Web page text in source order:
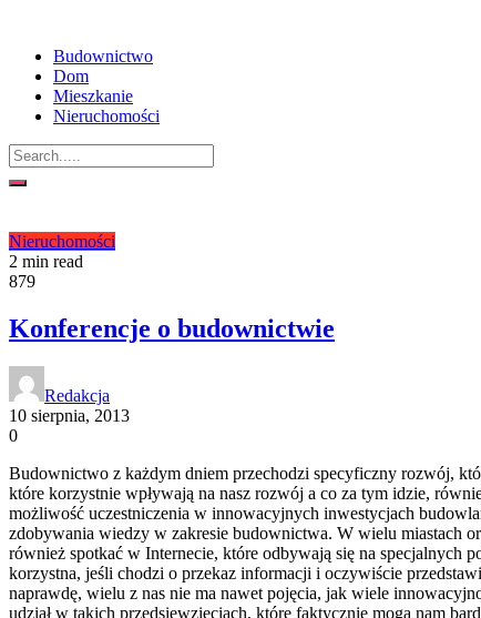
Budownictwo
Dom
Mieszkanie
Nieruchomości
Nieruchomości
2 min read
879
Konferencje o budownictwie
Redakcja
10 sierpnia, 2013
0
Budownictwo z każdym dniem przechodzi specyficzny rozwój,
które korzystnie wpływają na nasz rozwój a co za tym idzie,
możliwość uczestniczenia w innowacyjnych inwestycjach
zdobywania wiedzy w zakresie budownictwa. W wielu miastach
również spotkać w Internecie, które odbywają się na specjalnych
korzystna, jeśli chodzi o przekaz informacji i oczywiście
naprawdę, wielu z nas nie ma nawet pojęcia, jak wiele
udział w takich przedsięwzięciach, które faktycznie mogą nam